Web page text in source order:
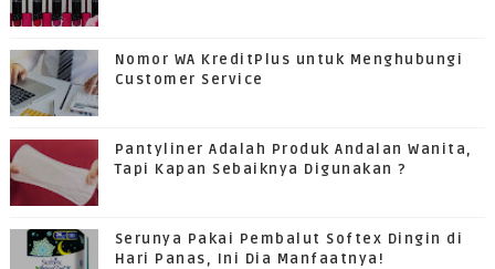
Nomor WA KreditPlus untuk Menghubungi
Customer Service
Pantyliner Adalah Produk Andalan Wanita,
Tapi Kapan Sebaiknya Digunakan ?
Serunya Pakai Pembalut Softex Dingin di
Hari Panas, Ini Dia Manfaatnya!